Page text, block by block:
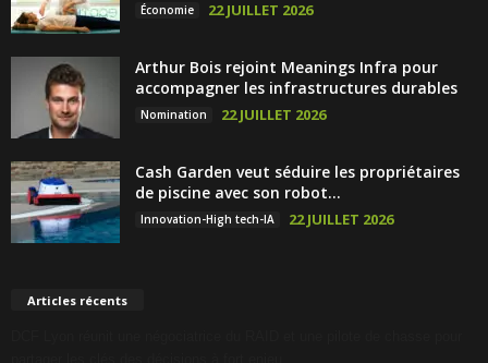
Économie 22 JUILLET 2026
Arthur Bois rejoint Meanings Infra pour
accompagner les infrastructures durables
Nomination 22 JUILLET 2026
Cash Garden veut séduire les propriétaires
de piscine avec son robot...
Innovation-High tech-IA 22 JUILLET 2026
Articles récents